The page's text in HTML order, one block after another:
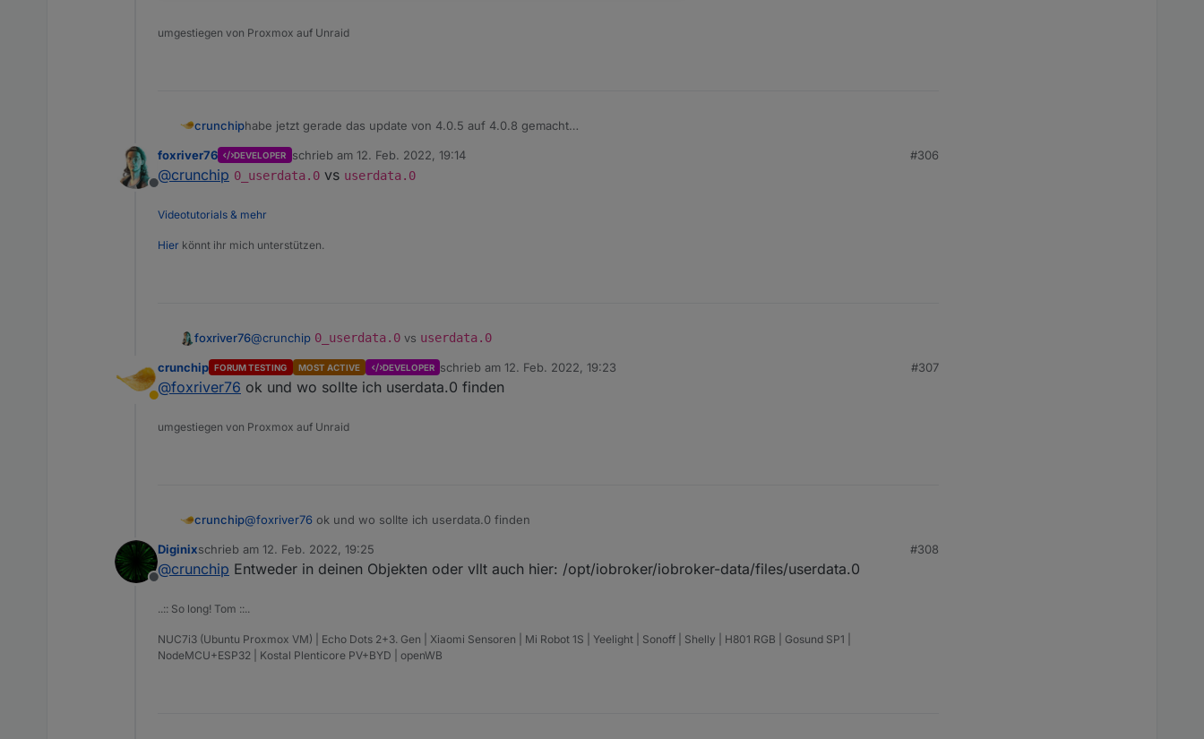
umgestiegen von Proxmox auf Unraid
crunchiphabe jetzt gerade das update von 4.0.5 auf 4.0.8 gemacht
The following notifications happened during sync:
- Ignoring Directory "userdata.0" because officially not created as meta object. Please remove directory!
Offline
foxriver76 DEVELOPER schrieb am 12. Feb. 2022, 19:14
zuletzt editiert von
#306
@crunchip 0_userdata.0 vs userdata.0
Videotutorials & mehr
Hier könnt ihr mich unterstützen.
foxriver76@crunchip 0_userdata.0 vs userdata.0
Abwesend
crunchip FORUM TESTING MOST ACTIVE DEVELOPER schrieb am 12. Feb. 2022, 19:23
zuletzt editiert von
#307
@foxriver76 ok und wo sollte ich userdata.0 finden
umgestiegen von Proxmox auf Unraid
crunchip@foxriver76 ok und wo sollte ich userdata.0 finden
Offline
Diginixschrieb am 12. Feb. 2022, 19:25
zuletzt editiert von
#308
@crunchip Entweder in deinen Objekten oder vllt auch hier: /opt/iobroker/iobroker-data/files/userdata.0
..:: So long! Tom ::..
NUC7i3 (Ubuntu Proxmox VM) | Echo Dots 2+3. Gen | Xiaomi Sensoren | Mi Robot 1S | Yeelight | Sonoff | Shelly | H801 RGB | Gosund SP1 |
NodeMCU+ESP32 | Kostal Plenticore PV+BYD | openWB